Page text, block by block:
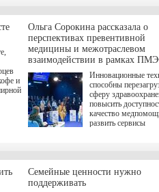
а сам он
и
Ольга Сорокина рассказала о
перспективах превентивной
медицины и межотраслевом
взаимодействии в рамках
Инновационные
способны
сферу
повысить
качество
развить сервисы
определенными
К ним можно
Семейные ценности нужно
поддерживать